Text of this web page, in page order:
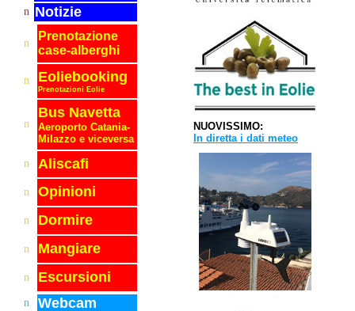
n Notizie
n
Prenotazione
case-alberghi
n Eoliebooking
Prenotazioni Eolie
n
Bus Navetta
Aeroporto Catania-
Milazzo e viceversa
n Aliscafi
n Opinioni
n Dormire
n Mangiare
n Escursioni
n Webcam
NUOVISSIMO:
In diretta i dati meteo